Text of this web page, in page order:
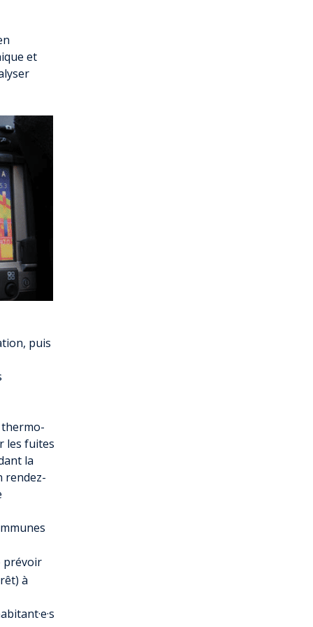
et
puis
les fuites
la
rendez-
prévoir
à